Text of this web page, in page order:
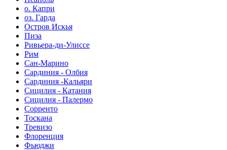
о. Капри
оз. Гарда
Остров Искья
Пиза
Ривьера-ди-Улиссе
Рим
Сан-Марино
Сардиния - Олбия
Сардиния -Кальяри
Сицилия - Катания
Сицилия - Палермо
Сорренто
Тоскана
Тревизо
Флоренция
Фьюджи